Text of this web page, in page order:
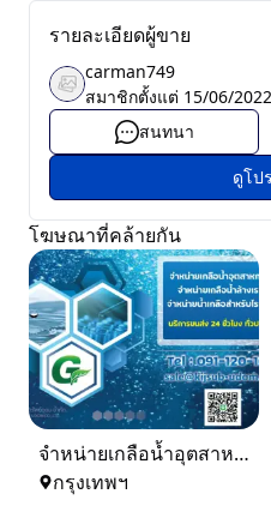
รายละเอียดผู้ขาย
carman749
สมาชิกตั้งแต่ 15/06/2022
สนทนา
ดูโป
โฆษณาที่คล้ายกัน
จำหน่ายเกลือน้ำอุตสาหกรรม เกลือน้ำล้างเรซิ่น
กรุงเทพฯ